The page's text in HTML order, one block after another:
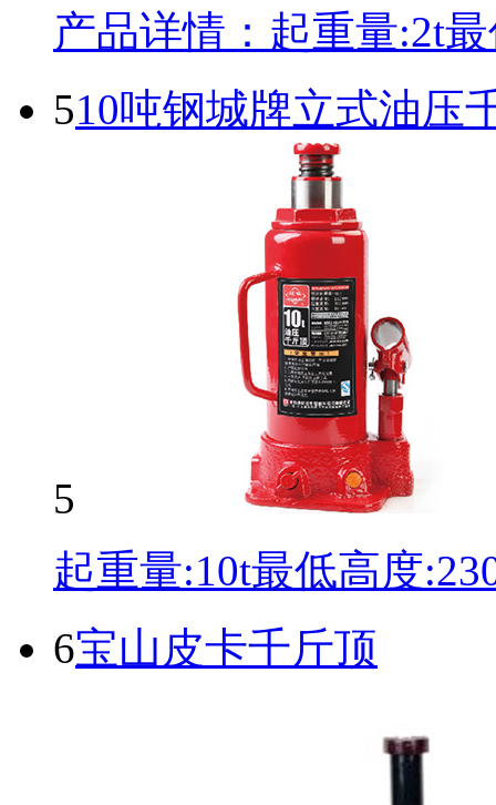
产品详情：起重量:2t
510吨钢城牌立式油压
5
起重量:10t最低高度
6宝山皮卡千斤顶